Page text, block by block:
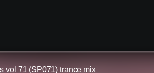
vol 71 (SP071) trance mix